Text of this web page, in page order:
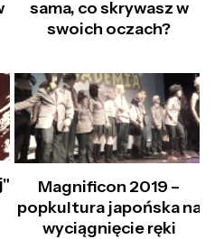
sama, co skrywasz w
swoich oczach?
Magnificon 2019 –
popkultura japońska na
wyciągnięcie ręki